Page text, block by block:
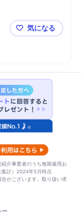
【仙台】一
気になる
介事業者のうち無期雇用お
集計）2024年5月時点
がございます。取り扱い求
ー